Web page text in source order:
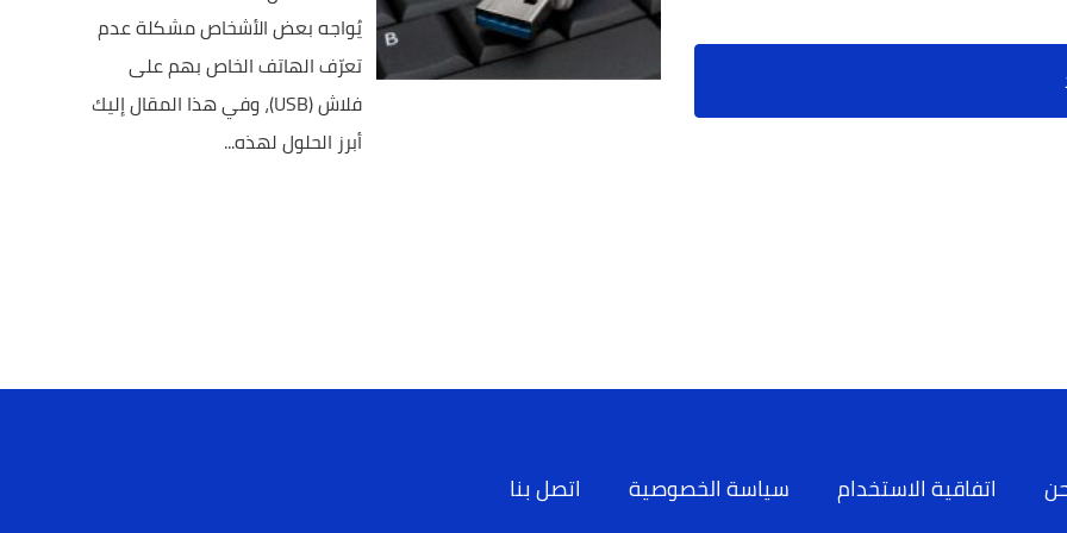
يُواجه بعض الأشخاص مشكلة عدم
تعرّف الهاتف الخاص بهم على
فلاش (USB)، وفي هذا المقال إليك
أبرز الحلول لهذه...
اتفاقية الاستخدام سياسة الخصوصية اتصل بنا